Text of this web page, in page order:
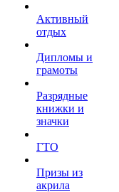
Активный
отдых
Дипломы и
грамоты
Разрядные
книжки и
значки
ГТО
Призы из
акрила